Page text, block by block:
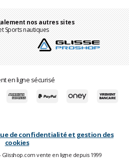
nos autres sites
Sports nautiques
en ligne sécurisé
de confidentialité et gestion des
cookies
Glisshop.com vente en ligne depuis 1999